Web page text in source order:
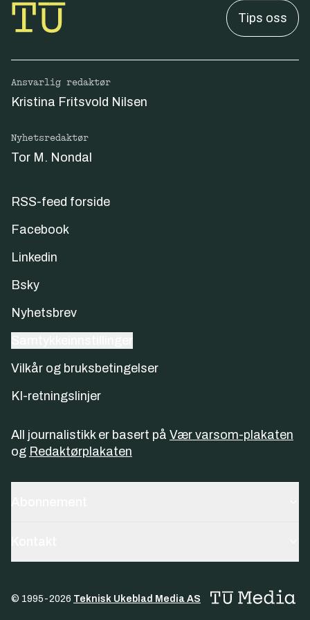
Tips oss
Ansvarlig redaktør
Kristina Fritsvold Nilsen
Nyhetsredaktør
Tor M. Nondal
RSS-feed forside
Facebook
Linkedin
Bsky
Nyhetsbrev
Vilkår og bruksbetingelser
KI-retningslinjer
All journalistikk er basert på Vær varsom-plakaten
og Redaktørplakaten
© 1995-2026 Teknisk Ukeblad Media AS